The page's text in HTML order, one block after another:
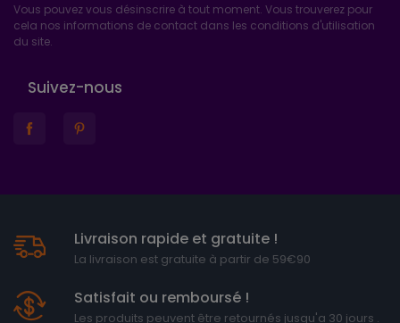
Vous pouvez vous désinscrire à tout moment. Vous trouverez pour
cela nos informations de contact dans les conditions d'utilisation
du site.
Suivez-nous
Livraison rapide et gratuite !
La livraison est gratuite à partir de 59€90
Satisfait ou remboursé !
Les produits peuvent être retournés jusqu'a 30 jours .